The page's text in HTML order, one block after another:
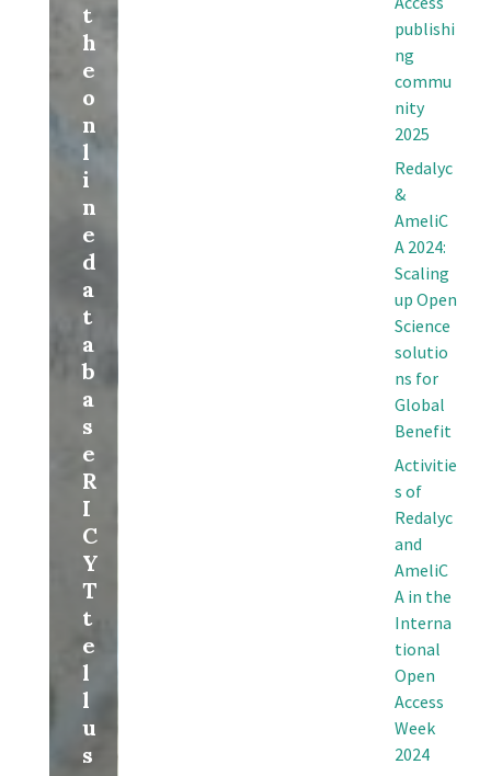
t
h
e
o
n
l
i
n
e
d
a
t
a
b
a
s
e
R
I
C
Y
T
t
e
l
l
u
s
publishi
ng
commu
nity
2025
Redalyc
&
AmeliC
A 2024:
Scaling
up Open
Science
solutio
ns for
Global
Benefit
Activitie
s of
Redalyc
and
AmeliC
A in the
Interna
tional
Open
Access
Week
2024